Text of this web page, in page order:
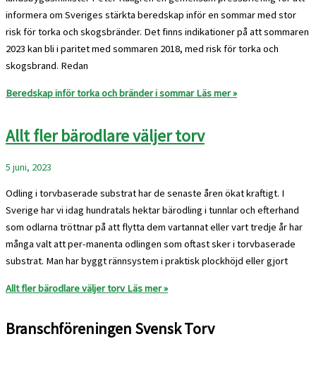
informera om Sveriges stärkta beredskap inför en sommar med stor
risk för torka och skogsbränder. Det finns indikationer på att sommaren
2023 kan bli i paritet med sommaren 2018, med risk för torka och
skogsbrand. Redan
Beredskap inför torka och bränder i sommarLäs mer »
Allt fler bärodlare väljer torv
5 juni, 2023
Odling i torvbaserade substrat har de senaste åren ökat kraftigt. I
Sverige har vi idag hundratals hektar bärodling i tunnlar och efterhand
som odlarna tröttnar på att flytta dem vartannat eller vart tredje år har
många valt att per-manenta odlingen som oftast sker i torvbaserade
substrat. Man har byggt rännsystem i praktisk plockhöjd eller gjort
Allt fler bärodlare väljer torvLäs mer »
Branschföreningen Svensk Torv